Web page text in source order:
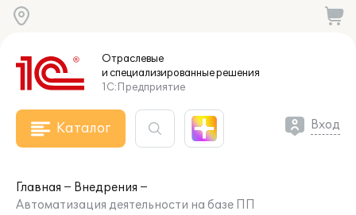
Отраслевые
и специализированныерешения
1С:Предприятие
Каталог Вход
Главная
Внедрения
Автоматизация деятельности на базе ПП